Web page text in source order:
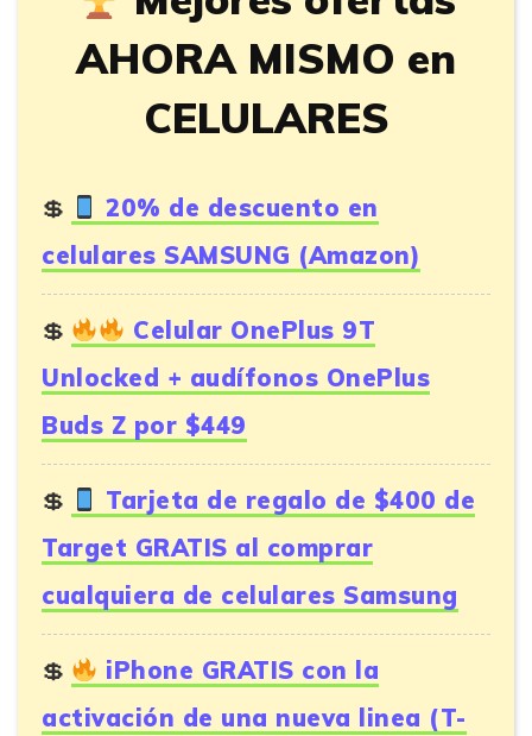
AHORA MISMO en
CELULARES
20% de descuento en
celulares SAMSUNG (Amazon)
Celular OnePlus 9T
Unlocked + audífonos OnePlus
Buds Z por $449
Tarjeta de regalo de $400 de
Target GRATIS al comprar
cualquiera de celulares Samsung
iPhone GRATIS con la
activación de una nueva linea (T-